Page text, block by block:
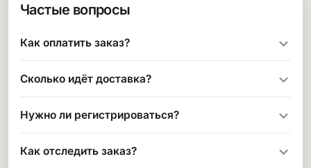
Частые вопросы
Как оплатить заказ?
Сколько идёт доставка?
Нужно ли регистрироваться?
Как отследить заказ?